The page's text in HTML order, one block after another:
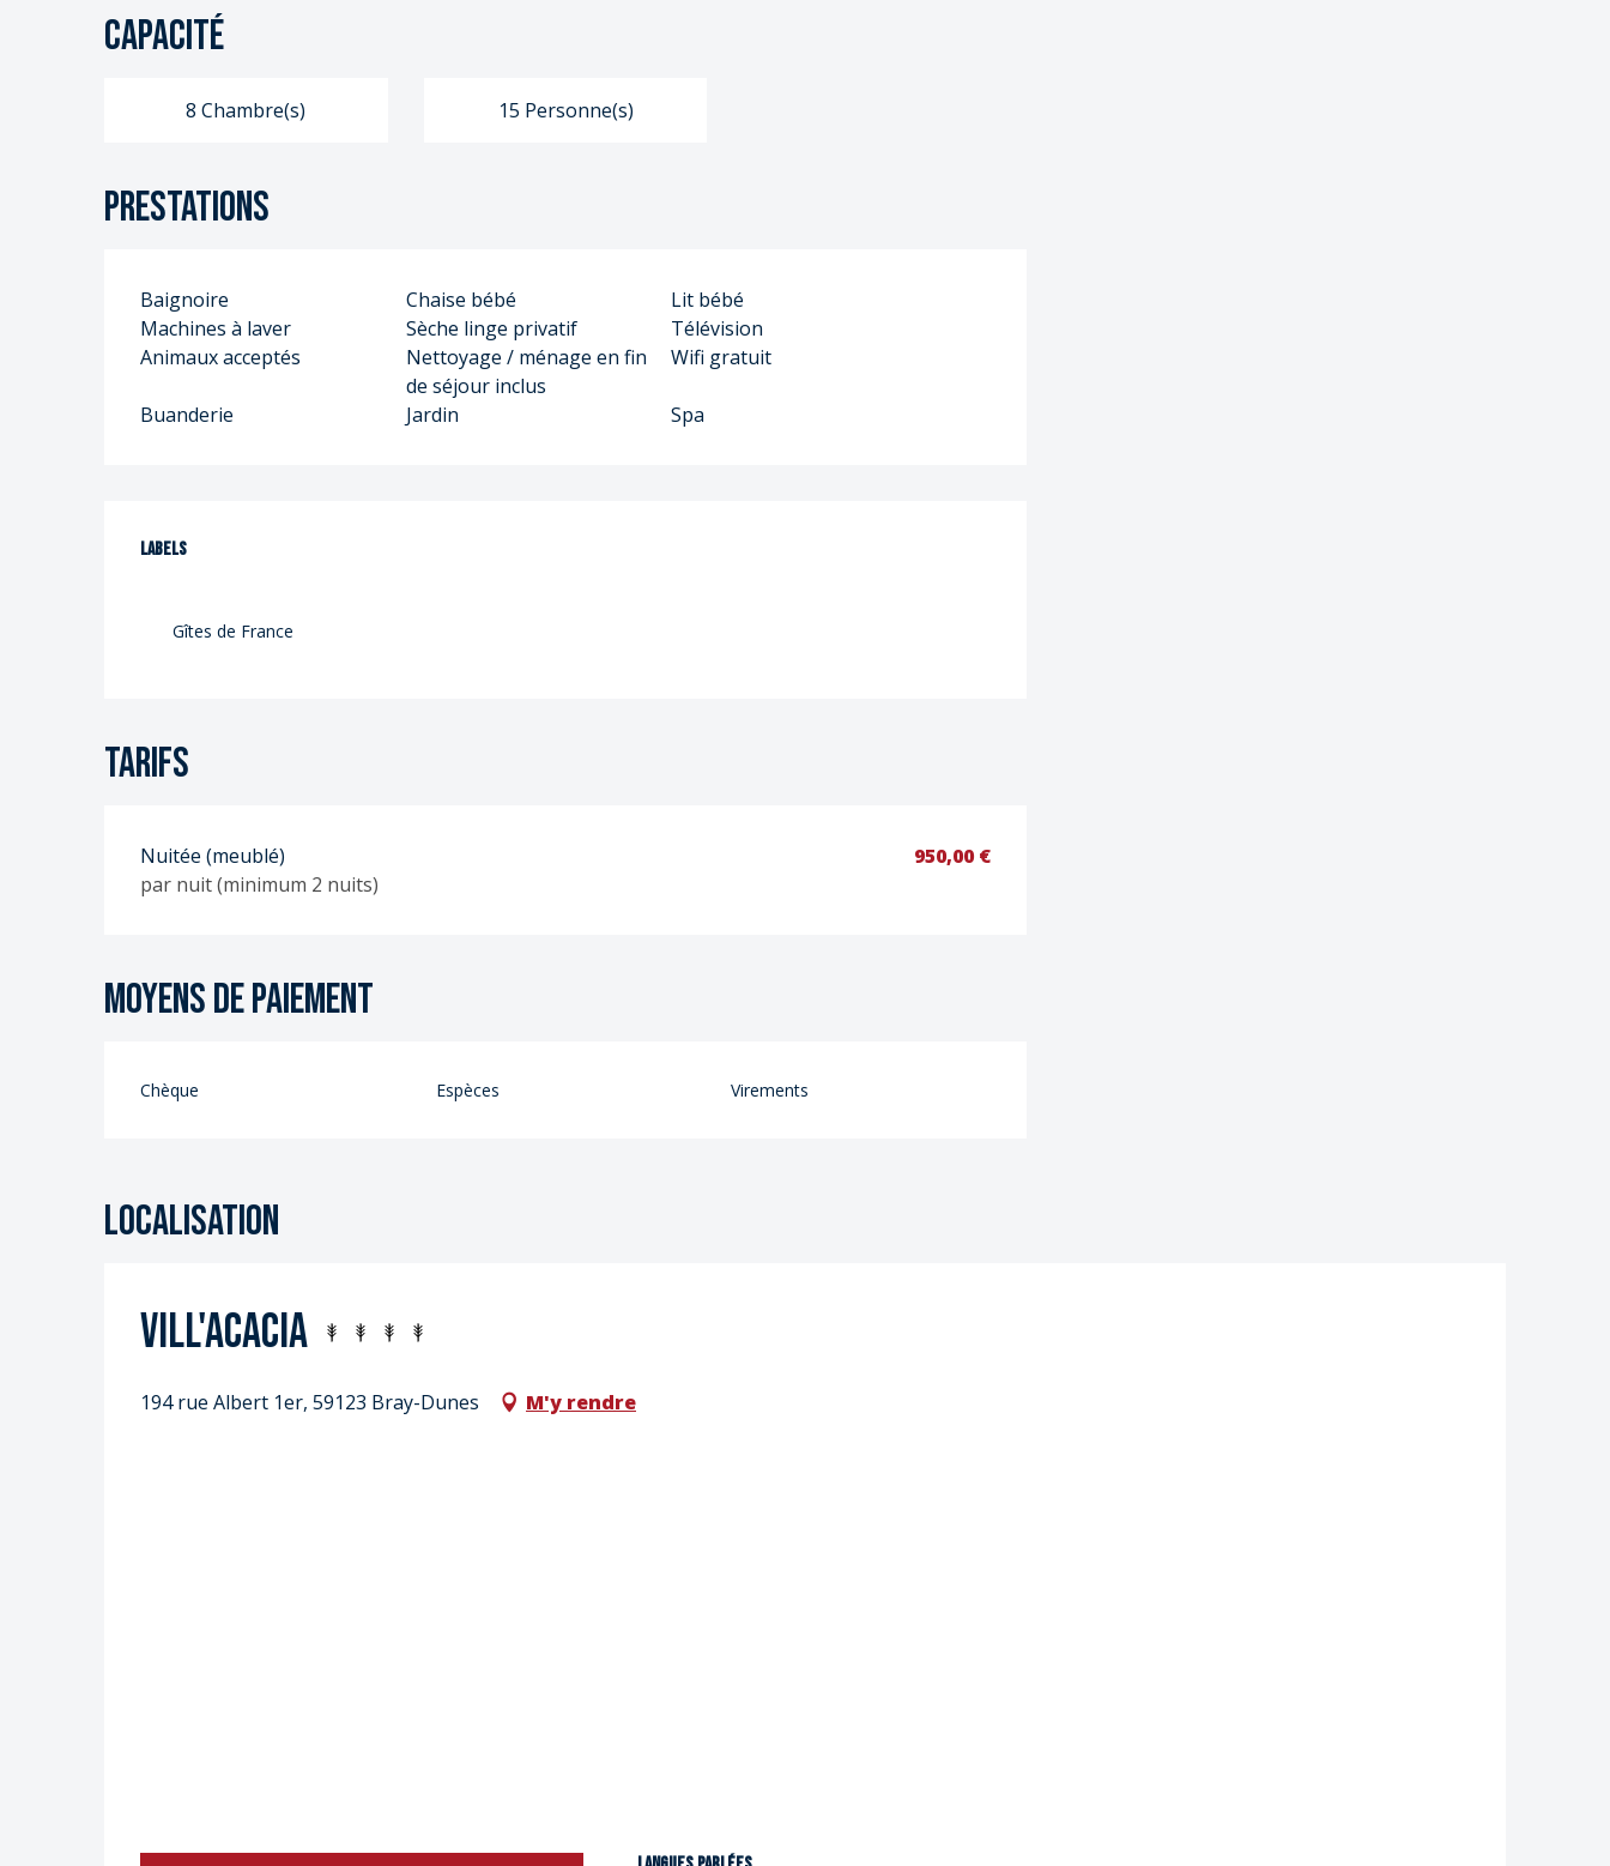
Capacité
8 Chambre(s) 15 Personne(s)
Prestations
Baignoire Chaise bébé
Lit bébé
Machines à laver
Sèche linge privatif
Télévision
Animaux acceptés
Nettoyage / ménage en fin
de séjour inclus
Wifi gratuit
Buanderie Jardin Spa
Offres de prestations
Labels
Labels
Gîtes de France
Tarifs
Nuitée (meublé)
par nuit (minimum 2 nuits)
950,00 €
Moyens de paiement
Chèque Espèces Virements
Localisation
Vill'Acacia
194 rue Albert 1er, 59123 Bray-Dunes M'y rendre